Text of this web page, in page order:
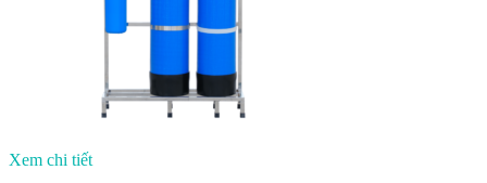
Xem chi tiết